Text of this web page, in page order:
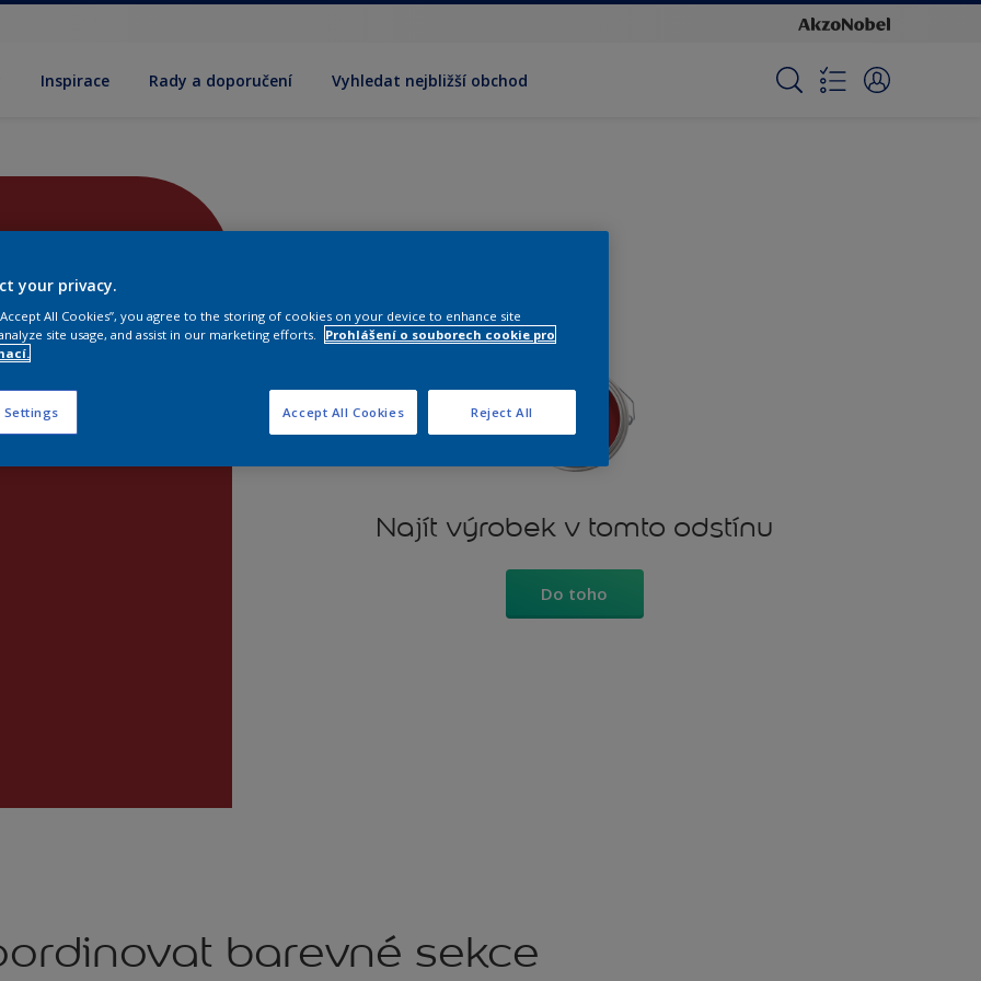
Inspirace Rady a doporučení Vyhledat nejbližší obchod
Najít výrobek v tomto odstínu
Do toho
barevné sekce
your privacy.
All Cookies”, you agree to the storing of cookies on your device to enhance site
site usage, and assist in our marketing efforts.
Prohlášení o souborech cookie pro
Settings Reject All
Accept All Cookies